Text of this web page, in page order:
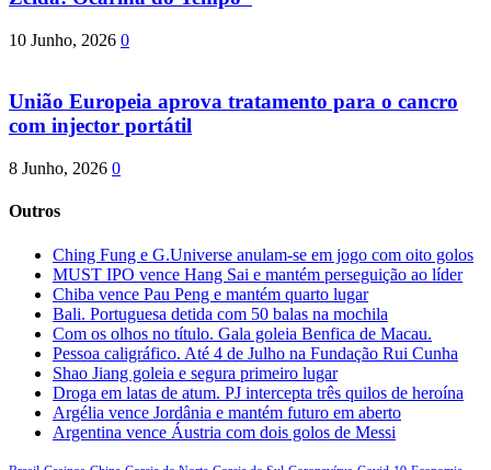
10 Junho, 2026 0
União Europeia aprova tratamento para o cancro
com injector portátil
8 Junho, 2026 0
Outros
Ching Fung e G.Universe anulam-se em jogo com oito golos
MUST IPO vence Hang Sai e mantém perseguição ao líder
Chiba vence Pau Peng e mantém quarto lugar
Bali. Portuguesa detida com 50 balas na mochila
Com os olhos no título. Gala goleia Benfica de Macau.
Pessoa caligráfico. Até 4 de Julho na Fundação Rui Cunha
Shao Jiang goleia e segura primeiro lugar
Droga em latas de atum. PJ intercepta três quilos de heroína
Argélia vence Jordânia e mantém futuro em aberto
Argentina vence Áustria com dois golos de Messi